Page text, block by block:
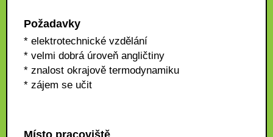
Požadavky
* elektrotechnické vzdělání
* velmi dobrá úroveň angličtiny
* znalost okrajově termodynamiku
* zájem se učit
Místo pracoviště